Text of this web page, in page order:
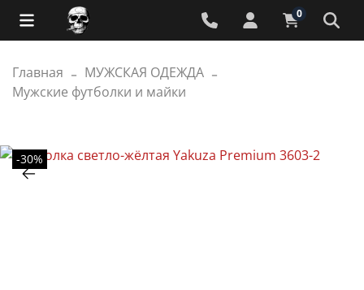
0
Главная
МУЖСКАЯ ОДЕЖДА
Мужские футболки и майки
-30%